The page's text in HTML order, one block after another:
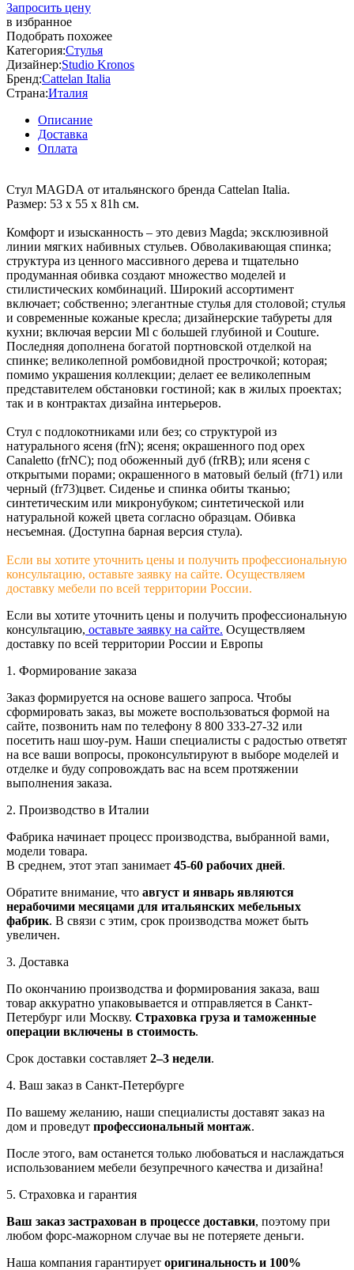
Запросить цену
в избранное
Подобрать похожее
Категория:Стулья
Дизайнер:Studio Kronos
Бренд:Cattelan Italia
Страна:Италия
Описание
Доставка
Оплата
Стул MAGDA от итальянского бренда Cattelan Italia.
Размер: 53 x 55 x 81h см.
Комфорт и изысканность – это девиз Magda; эксклюзивной
линии мягких набивных стульев. Обволакивающая спинка;
структура из ценного массивного дерева и тщательно
продуманная обивка создают множество моделей и
стилистических комбинаций. Широкий ассортимент
включает; собственно; элегантные стулья для столовой; стулья
и современные кожаные кресла; дизайнерские табуреты для
кухни; включая версии Ml с большей глубиной и Couture.
Последняя дополнена богатой портновской отделкой на
спинке; великолепной ромбовидной прострочкой; которая;
помимо украшения коллекции; делает ее великолепным
представителем обстановки гостиной; как в жилых проектах;
так и в контрактах дизайна интерьеров.
Стул с подлокотниками или без; со структурой из
натурального ясеня (frN); ясеня; окрашенного под орех
Canaletto (frNC); под обоженный дуб (frRB); или ясеня с
открытыми порами; окрашенного в матовый белый (fr71) или
черный (fr73)цвет. Сиденье и спинка обиты тканью;
синтетическим или микронубуком; синтетической или
натуральной кожей цвета согласно образцам. Обивка
несъемная. (Доступна барная версия стула).
Если вы хотите уточнить цены и получить профессиональную
консультацию, оставьте заявку на сайте. Осуществляем
доставку мебели по всей территории России.
Если вы хотите уточнить цены и получить профессиональную
консультацию, оставьте заявку на сайте. Осуществляем
доставку по всей территории России и Европы
1. Формирование заказа
Заказ формируется на основе вашего запроса. Чтобы
сформировать заказ, вы можете воспользоваться формой на
сайте, позвонить нам по телефону 8 800 333-27-32 или
посетить наш шоу-рум. Наши специалисты с радостью ответят
на все ваши вопросы, проконсультируют в выборе моделей и
отделке и буду сопровождать вас на всем протяжении
выполнения заказа.
2. Производство в Италии
Фабрика начинает процесс производства, выбранной вами,
модели товара.
В среднем, этот этап занимает 45-60 рабочих дней.
Обратите внимание, что август и январь являются
нерабочими месяцами для итальянских мебельных
фабрик. В связи с этим, срок производства может быть
увеличен.
3. Доставка
По окончанию производства и формирования заказа, ваш
товар аккуратно упаковывается и отправляется в Санкт-
Петербург или Москву. Страховка груза и таможенные
операции включены в стоимость.
Срок доставки составляет 2–3 недели.
4. Ваш заказ в Санкт-Петербурге
По вашему желанию, наши специалисты доставят заказ на
дом и проведут профессиональный монтаж.
После этого, вам останется только любоваться и наслаждаться
использованием мебели безупречного качества и дизайна!
5. Страховка и гарантия
Ваш заказ застрахован в процессе доставки, поэтому при
любом форс-мажорном случае вы не потеряете деньги.
Наша компания гарантирует оригинальность и 100%